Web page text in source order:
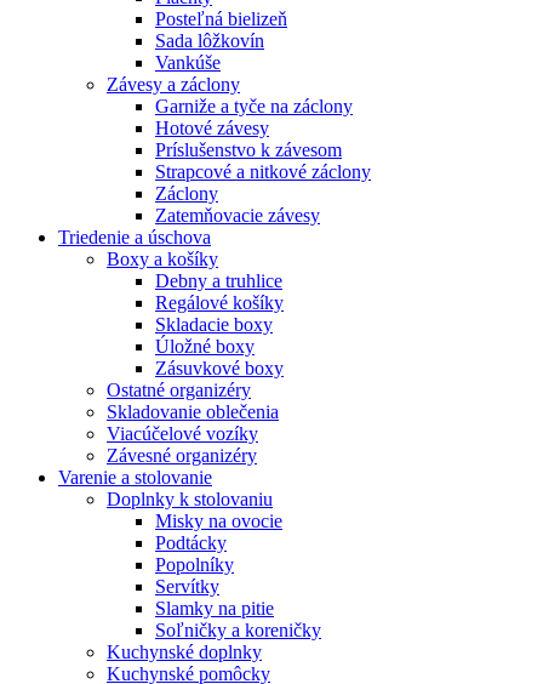
Posteľná bielizeň
Sada lôžkovín
Vankúše
Závesy a záclony
Garniže a tyče na záclony
Hotové závesy
Príslušenstvo k závesom
Strapcové a nitkové záclony
Záclony
Zatemňovacie závesy
Triedenie a úschova
Boxy a košíky
Debny a truhlice
Regálové košíky
Skladacie boxy
Úložné boxy
Zásuvkové boxy
Ostatné organizéry
Skladovanie oblečenia
Viacúčelové vozíky
Závesné organizéry
Varenie a stolovanie
Doplnky k stolovaniu
Misky na ovocie
Podtácky
Popolníky
Servítky
Slamky na pitie
Soľničky a koreničky
Kuchynské doplnky
Kuchynské pomôcky